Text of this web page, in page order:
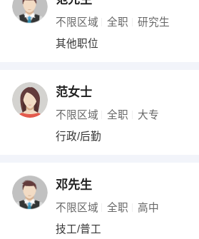
不限区域 全职 研究生
其他职位
范女士
不限区域 全职 大专
行政/后勤
邓先生
不限区域 全职 高中
技工/普工